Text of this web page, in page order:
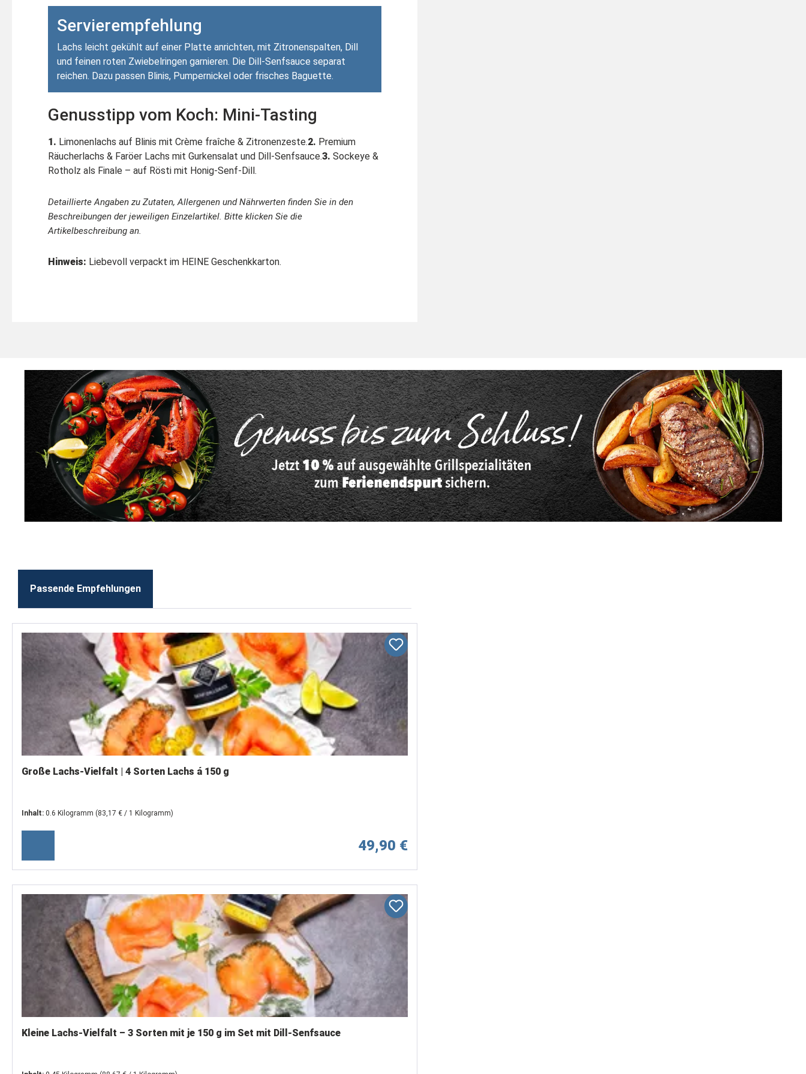
Servierempfehlung
Lachs leicht gekühlt auf einer Platte anrichten, mit Zitronenspalten, Dill
und feinen roten Zwiebelringen garnieren. Die Dill-Senfsauce separat
reichen. Dazu passen Blinis, Pumpernickel oder frisches Baguette.
Genusstipp vom Koch: Mini-Tasting
1. Limonenlachs auf Blinis mit Crème fraîche & Zitronenzeste.2. Premium
Räucherlachs & Faröer Lachs mit Gurkensalat und Dill-Senfsauce.3. Sockeye &
Rotholz als Finale – auf Rösti mit Honig-Senf-Dill.
Detaillierte Angaben zu Zutaten, Allergenen und Nährwerten finden Sie in den
Beschreibungen der jeweiligen Einzelartikel. Bitte klicken Sie die
Artikelbeschreibung an.
Hinweis: Liebevoll verpackt im HEINE Geschenkkarton.
Passende Empfehlungen
Große Lachs-Vielfalt | 4 Sorten Lachs á 150 g
Inhalt: 0.6 Kilogramm (83,17 € / 1 Kilogramm)
49,90 €
Kleine Lachs-Vielfalt – 3 Sorten mit je 150 g im Set mit Dill-Senfsauce